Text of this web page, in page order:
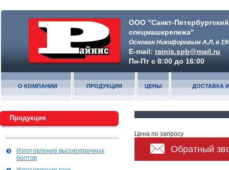
ООО "Санкт-
спецмашкрепежа"
Основан Никифоровым А.Л. в
E-mail:rainis.spb@mail.ru
Пн-Пт с 8:00 до 16:00
О КОМПАНИИ ПРОДУКЦИЯ ЦЕНЫ ДОСТАВКА
Продукция
Изготовление высокопрочных
болтов
Цена по запросу
Обратный